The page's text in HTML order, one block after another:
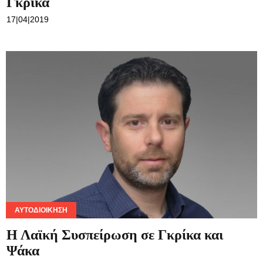
17|04|2019
ΑΥΤΟΔΙΟΊΚΗΣΗ
Η Λαϊκή Συσπείρωση σε Γκρίκα και
Ψάκα